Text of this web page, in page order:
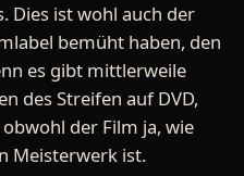
Dies ist wohl auch der
bemüht haben, den
es gibt mittlerweile
des Streifen auf DVD,
der Film ja, wie
Meisterwerk ist.